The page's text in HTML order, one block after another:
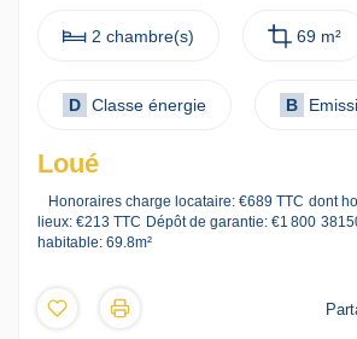
2 chambre(s) 69 m²
D Classe énergie B
Loué
Honoraires charge locataire: €689 TTC dont
lieux: €213 TTC Dépôt de garantie: €1 800
habitable: 69.8m²